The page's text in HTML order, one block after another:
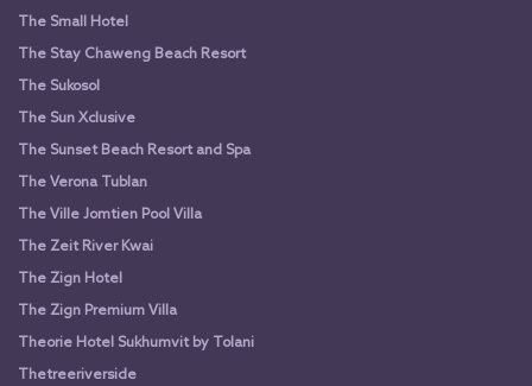
The Small Hotel
The Stay Chaweng Beach Resort
The Sukosol
The Sun Xclusive
The Sunset Beach Resort and Spa
The Verona Tublan
The Ville Jomtien Pool Villa
The Zeit River Kwai
The Zign Hotel
The Zign Premium Villa
Theorie Hotel Sukhumvit by Tolani
Thetreeriverside